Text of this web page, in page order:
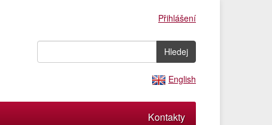
Přihlášení
English
Kontakty